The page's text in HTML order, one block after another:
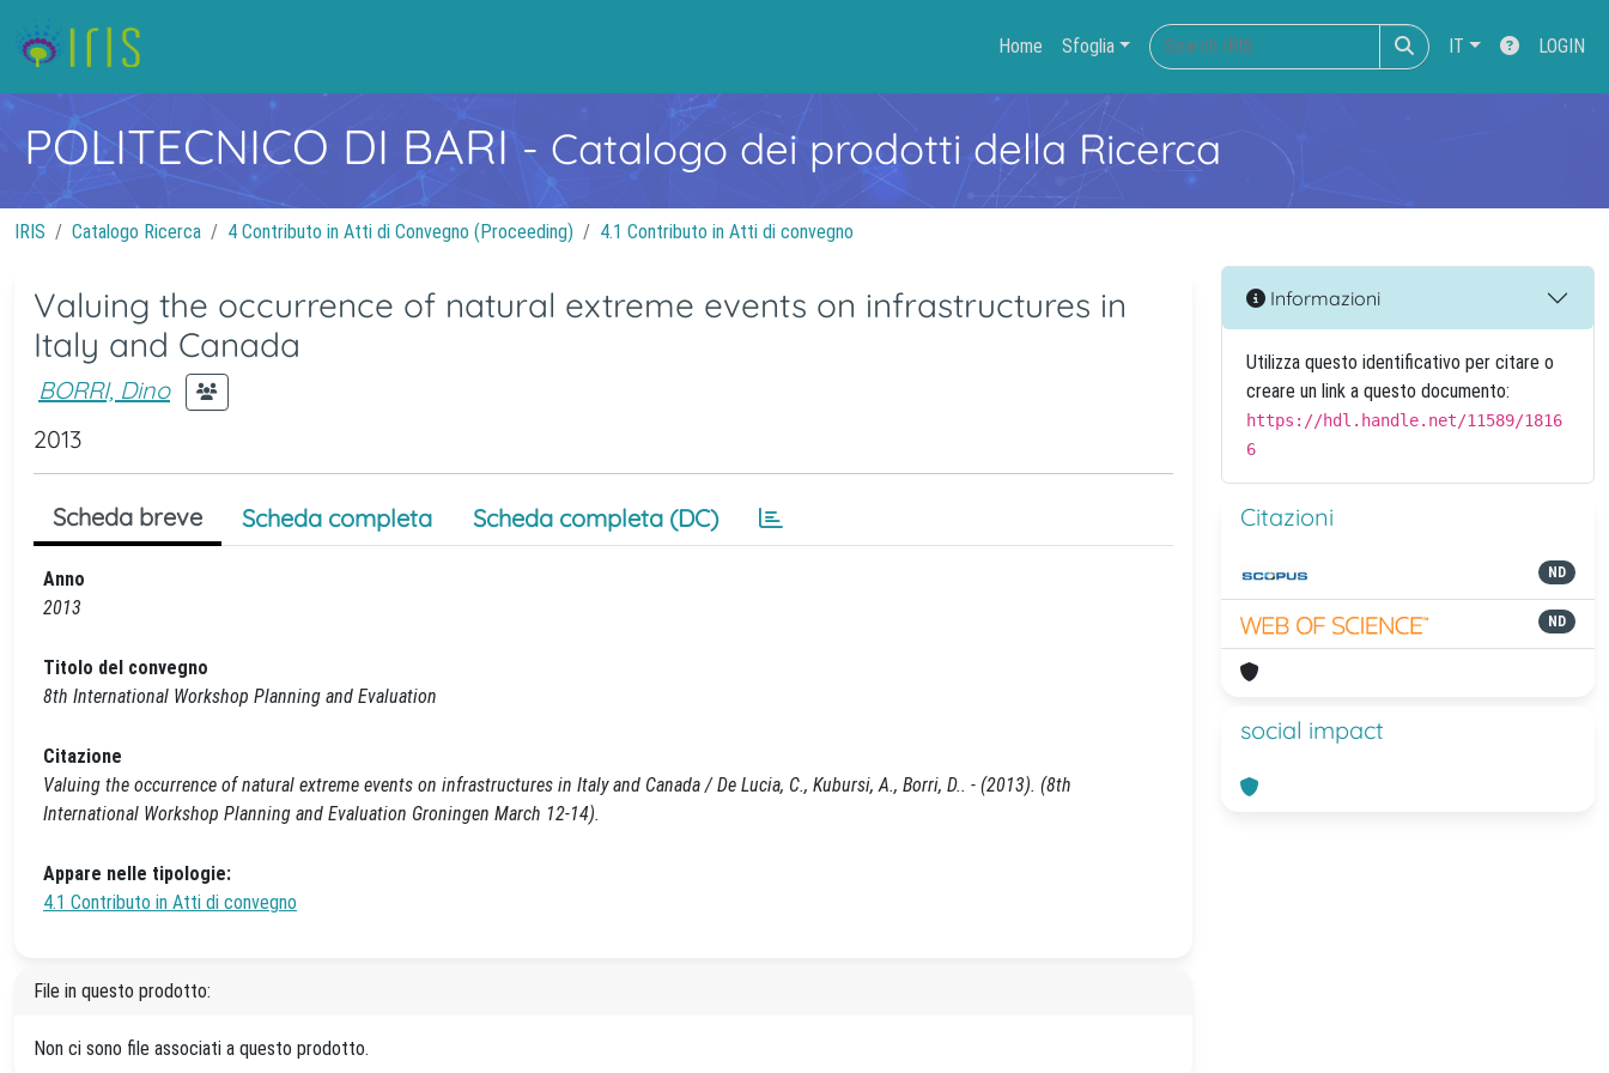
Home Sfoglia IT LOGIN
POLITECNICO DI BARI- Catalogo dei prodotti della Ricerca
IRIS Catalogo Ricerca 4 Contributo in Atti di Convegno (Proceeding) 4.1 Contributo in Atti di convegno
Valuing the occurrence of natural extreme events on infrastructures in
Italy and Canada
BORRI, Dino
2013
Scheda breve Scheda completa Scheda completa (DC)
Anno
2013
Titolo del convegno
8th International Workshop Planning and Evaluation
Citazione
Valuing the occurrence of natural extreme events on infrastructures in Italy and Canada / De Lucia, C., Kubursi, A., Borri, D.. - (2013). (8th
International Workshop Planning and Evaluation Groningen March 12-14).
Appare nelle tipologie:
4.1 Contributo in Atti di convegno
File in questo prodotto:
Non ci sono file associati a questo prodotto.
Informazioni
Utilizza questo identificativo per citare o
creare un link a questo documento:
https://hdl.handle.net/11589/1816
6
Citazioni
ND
ND
social impact